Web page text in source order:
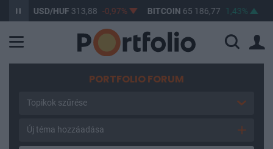
USD/HUF313,88 -0,97% BITCOIN65 186,77 1,43% BUX
PORTFOLIO FORUM
Topikok szűrése
Új téma hozzáadása